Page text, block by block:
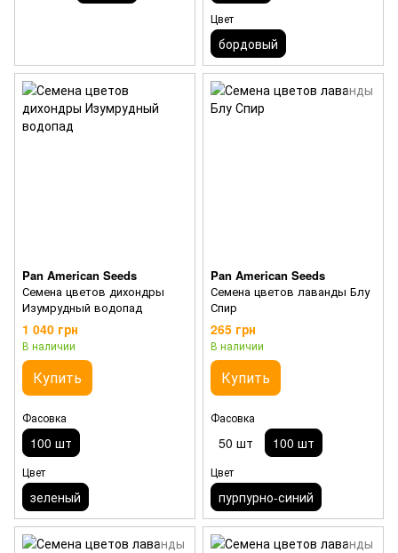
Цвет
бордовый
Pan American Seeds
Семена цветов дихондры
Изумрудный водопад
1 040 грн
В наличии
Купить
Фасовка
100 шт
Цвет
зеленый
Pan American Seeds
Семена цветов лаванды Блу
Спир
265 грн
В наличии
Купить
Фасовка
50 шт 100 шт
Цвет
пурпурно-синий